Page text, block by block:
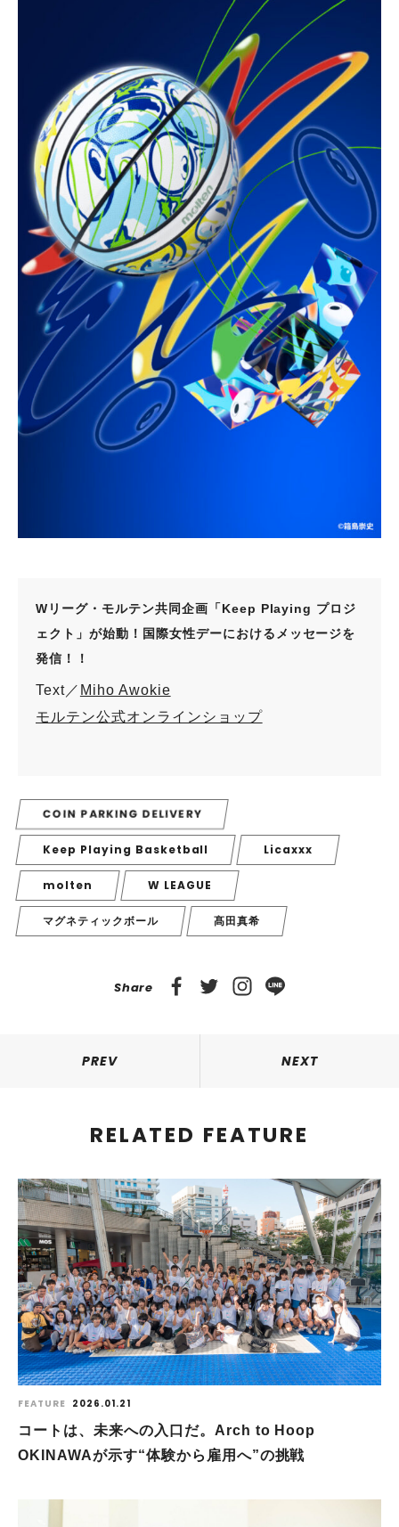
Wリーグ・モルテン共同企画「Keep Playing プロジ
ェクト」が始動！国際女性デーにおけるメッセージを
発信！！
Text／ Miho Awokie
モルテン公式オンラインショップ
COIN PARKING DELIVERY
Keep Playing Basketball Licaxxx
molten W LEAGUE
マグネティックボール 髙田真希
Share
PREV NEXT
RELATED FEATURE
FEATURE 2026.01.21
コートは、未来への入口だ。Arch to Hoop
OKINAWAが示す“体験から雇用へ”の挑戦